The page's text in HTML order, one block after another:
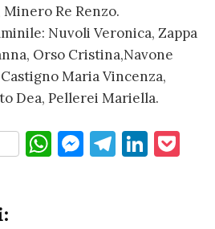
Re Renzo.
Nuvoli Veronica, Zappa
Orso Cristina,Navone
Maria Vincenza,
Dea, Pellerei Mariella.
W M T Li